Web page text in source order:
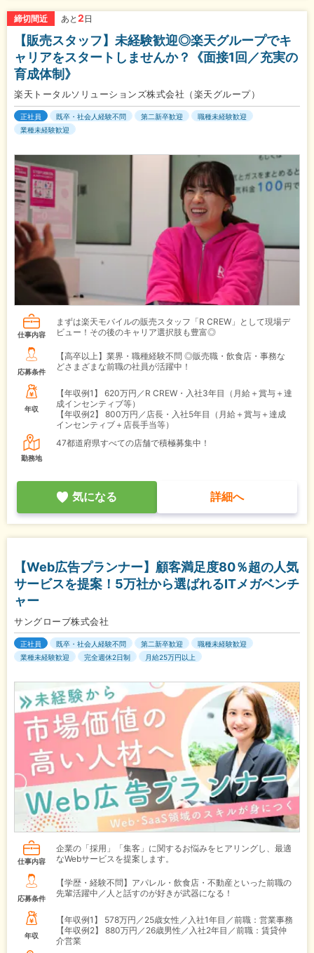
締切間近 あと 2 日
【販売スタッフ】未経験歓迎◎楽天グループでキ
ャリアをスタートしませんか？《面接1回／充実の
育成体制》
楽天トータルソリューションズ株式会社（楽天グループ）
正社員 既卒・社会人経験不問 第二新卒歓迎
職種未経験歓迎
業種未経験歓迎
仕事内容
まずは楽天モバイルの販売スタッフ「R CREW」として現場デ
ビュー！その後のキャリア選択肢も豊富◎
応募条件
【高卒以上】業界・職種経験不問 ◎販売職・飲食店・事務な
どさまざまな前職の社員が活躍中！
年収
【年収例1】
620万円／R CREW・入社3年目（月給＋賞与＋達
成インセンティブ等）
【年収例2】
800万円／店長・入社5年目（月給＋賞与＋達成
インセンティブ＋店長手当等）
勤務地
47都道府県すべての店舗で積極募集中！
気になる 詳細へ
【Web広告プランナー】顧客満足度80％超の人気
サービスを提案！5万社から選ばれるITメガベンチ
ャー
サングローブ株式会社
正社員 既卒・社会人経験不問 第二新卒歓迎
職種未経験歓迎
業種未経験歓迎
完全週休2日制 月給25万円以上
仕事内容
企業の「採用」「集客」に関するお悩みをヒアリングし、最適
なWebサービスを提案します。
応募条件
【学歴・経験不問】アパレル・飲食店・不動産といった前職の
先輩活躍中／人と話すのが好きが武器になる！
年収
【年収例1】
578万円／25歳女性／入社1年目／前職：営業事務
【年収例2】
880万円／26歳男性／入社2年目／前職：賃貸仲
介営業